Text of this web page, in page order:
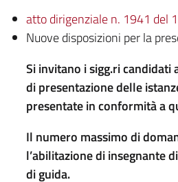
atto dirigenziale n. 1941 del
Nuove disposizioni per la
Si invitano i sigg.ri
di presentazione delle
presentate in conformità a
Il numero massimo di
l’abilitazione di insegnante
di guida.